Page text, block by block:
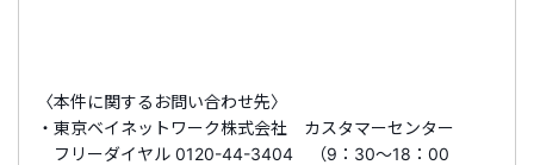
〈本件に関するお問い合わせ先〉
・東京ベイネットワーク株式会社 カスタマーセンター
フリーダイヤル 0120-44-3404 （9：30～18：00